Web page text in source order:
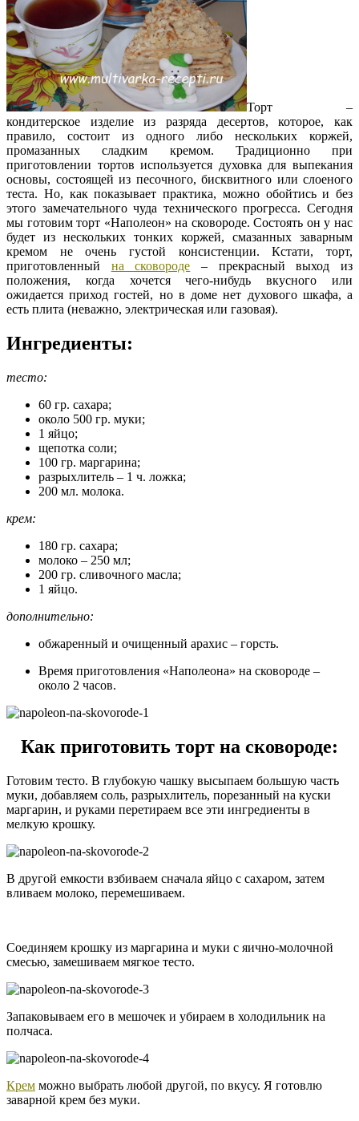
Торт –
кондитерское изделие из разряда десертов, которое, как
правило, состоит из одного либо нескольких коржей,
промазанных сладким кремом. Традиционно при
приготовлении тортов используется духовка для выпекания
основы, состоящей из песочного, бисквитного или слоеного
теста. Но, как показывает практика, можно обойтись и без
этого замечательного чуда технического прогресса. Сегодня
мы готовим торт «Наполеон» на сковороде. Состоять он у нас
будет из нескольких тонких коржей, смазанных заварным
кремом не очень густой консистенции. Кстати, торт,
приготовленный на сковороде – прекрасный выход из
положения, когда хочется чего-нибудь вкусного или
ожидается приход гостей, но в доме нет духового шкафа, а
есть плита (неважно, электрическая или газовая).
Ингредиенты:
тесто:
60 гр. сахара;
около 500 гр. муки;
1 яйцо;
щепотка соли;
100 гр. маргарина;
разрыхлитель – 1 ч. ложка;
200 мл. молока.
крем:
180 гр. сахара;
молоко – 250 мл;
200 гр. сливочного масла;
1 яйцо.
дополнительно:
обжаренный и очищенный арахис – горсть.
Время приготовления «Наполеона» на сковороде –
около 2 часов.
Как приготовить торт на сковороде:
Готовим тесто. В глубокую чашку высыпаем большую часть
муки, добавляем соль, разрыхлитель, порезанный на куски
маргарин, и руками перетираем все эти ингредиенты в
мелкую крошку.
В другой емкости взбиваем сначала яйцо с сахаром, затем
вливаем молоко, перемешиваем.
Соединяем крошку из маргарина и муки с яично-молочной
смесью, замешиваем мягкое тесто.
Запаковываем его в мешочек и убираем в холодильник на
полчаса.
Крем можно выбрать любой другой, по вкусу. Я готовлю
заварной крем без муки.